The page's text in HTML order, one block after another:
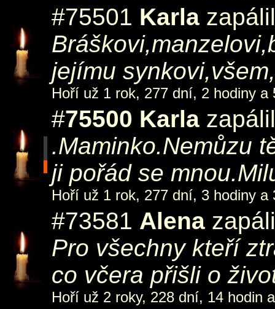
#75501 Karla
jejímu
Hoří už 1 rok, 277 dní, 2 hodiny a
#75500 Karla
.Maminko.Nemůzu
ji pořád se
Hoří už 1 rok, 277 dní, 3 hodiny a
#73581 Alena
Pro všechny kteří
co včera přišli o
Hoří už 2 roky, 228 dní, 14 hodin